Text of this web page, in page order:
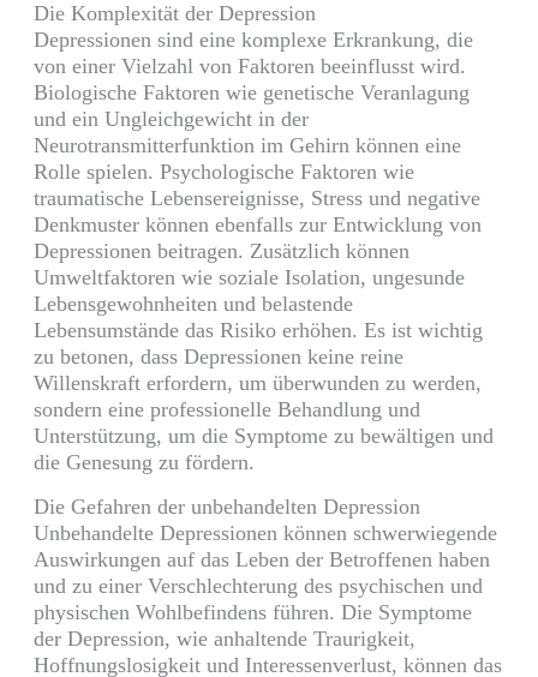
Die Komplexität der Depression
Depressionen sind eine komplexe Erkrankung, die
von einer Vielzahl von Faktoren beeinflusst wird.
Biologische Faktoren wie genetische Veranlagung
und ein Ungleichgewicht in der
Neurotransmitterfunktion im Gehirn können eine
Rolle spielen. Psychologische Faktoren wie
traumatische Lebensereignisse, Stress und negative
Denkmuster können ebenfalls zur Entwicklung von
Depressionen beitragen. Zusätzlich können
Umweltfaktoren wie soziale Isolation, ungesunde
Lebensgewohnheiten und belastende
Lebensumstände das Risiko erhöhen. Es ist wichtig
zu betonen, dass Depressionen keine reine
Willenskraft erfordern, um überwunden zu werden,
sondern eine professionelle Behandlung und
Unterstützung, um die Symptome zu bewältigen und
die Genesung zu fördern.
Die Gefahren der unbehandelten Depression
Unbehandelte Depressionen können schwerwiegende
Auswirkungen auf das Leben der Betroffenen haben
und zu einer Verschlechterung des psychischen und
physischen Wohlbefindens führen. Die Symptome
der Depression, wie anhaltende Traurigkeit,
Hoffnungslosigkeit und Interessenverlust, können das